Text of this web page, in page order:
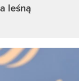
leśną